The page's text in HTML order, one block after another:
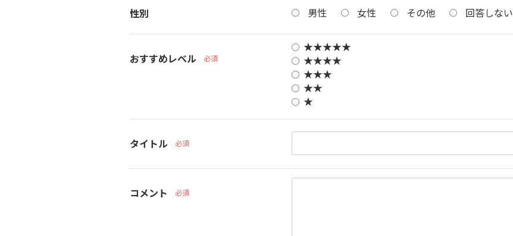
性別 男性 女性 その他 回答しない
おすすめレベル 必須
★★★★★
★★★★
★★★
★★
★
タイトル 必須
コメント 必須